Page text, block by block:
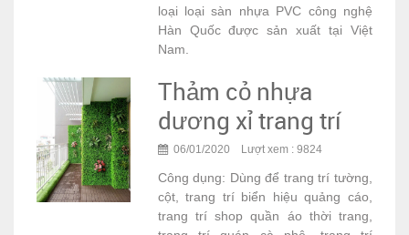
loại loại sàn nhựa PVC công nghệ
Hàn Quốc được sản xuất tại Việt
Nam.
Thảm cỏ nhựa
dương xỉ trang trí
06/01/2020 Lượt xem : 9824
Công dụng: Dùng để trang trí tường,
cột, trang trí biển hiệu quảng cáo,
trang trí shop quần áo thời trang,